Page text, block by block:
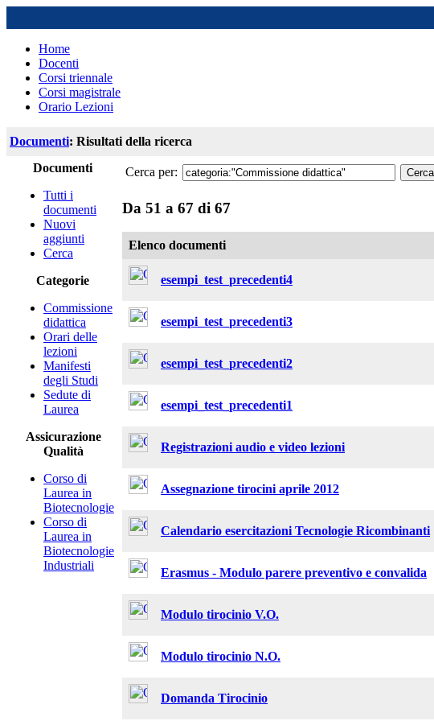
Home
Docenti
Corsi triennale
Corsi magistrale
Orario Lezioni
Documenti: Risultati della ricerca
Documenti
Tutti i
documenti
Nuovi
aggiunti
Cerca
Categorie
Commissione
didattica
Orari delle
lezioni
Manifesti
degli Studi
Sedute di
Laurea
Assicurazione
Qualità
Corso di
Laurea in
Biotecnologie
Corso di
Laurea in
Biotecnologie
Industriali
Cerca per:
Da 51 a 67 di 67
Elenco documenti
esempi_test_precedenti4
esempi_test_precedenti3
esempi_test_precedenti2
esempi_test_precedenti1
Registrazioni audio e video lezioni
Assegnazione tirocini aprile 2012
Calendario esercitazioni Tecnologie Ricombinanti
Erasmus - Modulo parere preventivo e convalida
Modulo tirocinio V.O.
Modulo tirocinio N.O.
Domanda Tirocinio